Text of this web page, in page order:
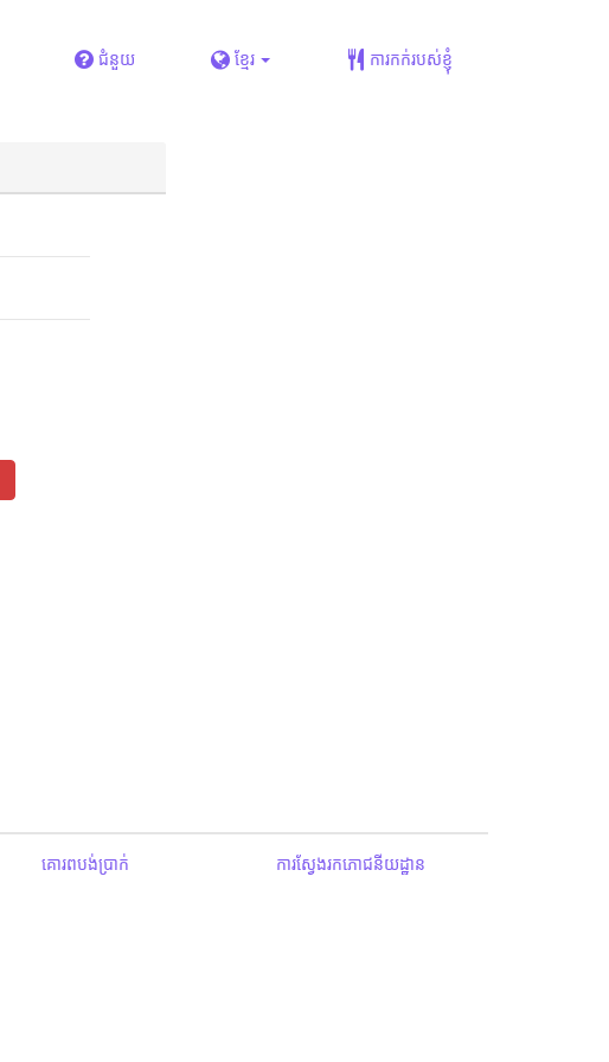
ជំនួយ ខ្មែរ ការកក់របស់ខ្ញុំ
គោរពបង់ប្រាក់ ការស្វែងរកភោជនីយដ្ឋាន